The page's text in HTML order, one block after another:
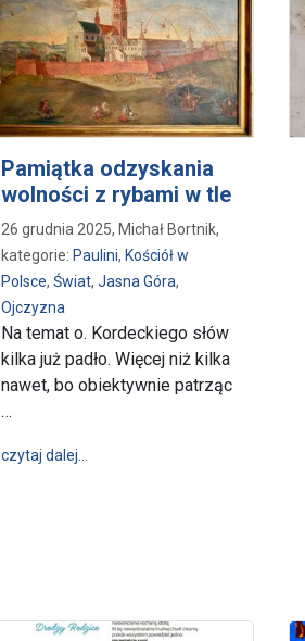
Pamiątka odzyskania
wolności z rybami w tle
26 grudnia 2025, Michał Bortnik,
kategorie: Paulini, Kościół w
Polsce, Świat, Jasna Góra,
Ojczyzna
Na temat o. Kordeckiego słów
kilka już padło. Więcej niż kilka
nawet, bo obiektywnie patrząc
…
czytaj dalej…